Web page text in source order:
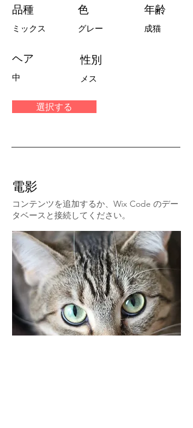
品種 色
ミックス グレー
年齢
成猫
性別
ヘア
中 メス
選択する
電影
コンテンツを追加するか、Wix Code のデー
タベースと接続してください。